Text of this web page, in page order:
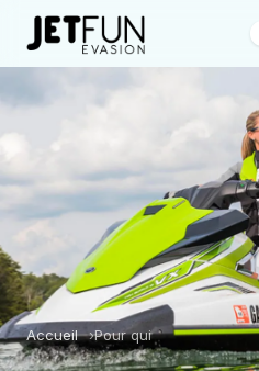
Accueil Pour qui